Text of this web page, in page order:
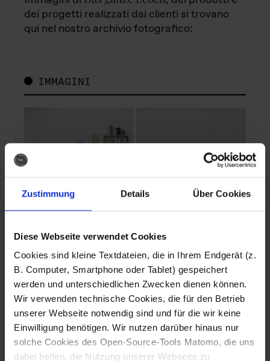
Zustimmung Details Über Cookies
Diese Webseite verwendet Cookies
Cookies sind kleine Textdateien, die in Ihrem Endgerät (z.
B. Computer, Smartphone oder Tablet) gespeichert
werden und unterschiedlichen Zwecken dienen können.
Wir verwenden technische Cookies, die für den Betrieb
unserer Webseite notwendig sind und für die wir keine
Einwilligung benötigen. Wir nutzen darüber hinaus nur
solche Cookies des Open-Source-Tools Matomo, die uns
dabei helfen, die Nutzung unserer Webseite zu
dei progetti realizzati dai clienti si trovano
qui nel nostro archivio fotografico:
IMMAGINI
Fotografo: Lorenz
Sternbach
Download
Fotografo: Lorenz
Sternbach
Download